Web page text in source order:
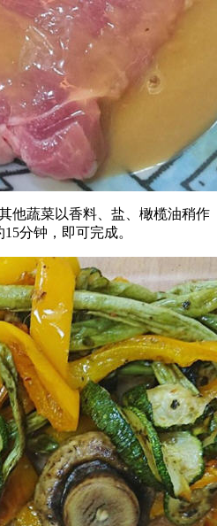
他蔬菜以香料、盐、橄榄油稍作
分钟，即可完成。